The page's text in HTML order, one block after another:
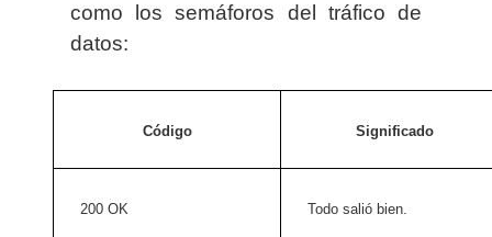
como los semáforos del tráfico de
datos:
Código Significado
200 OK Todo salió bien.